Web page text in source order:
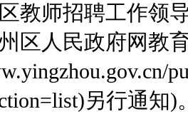
师招聘工作领导
区人民政府网教
另行通知)